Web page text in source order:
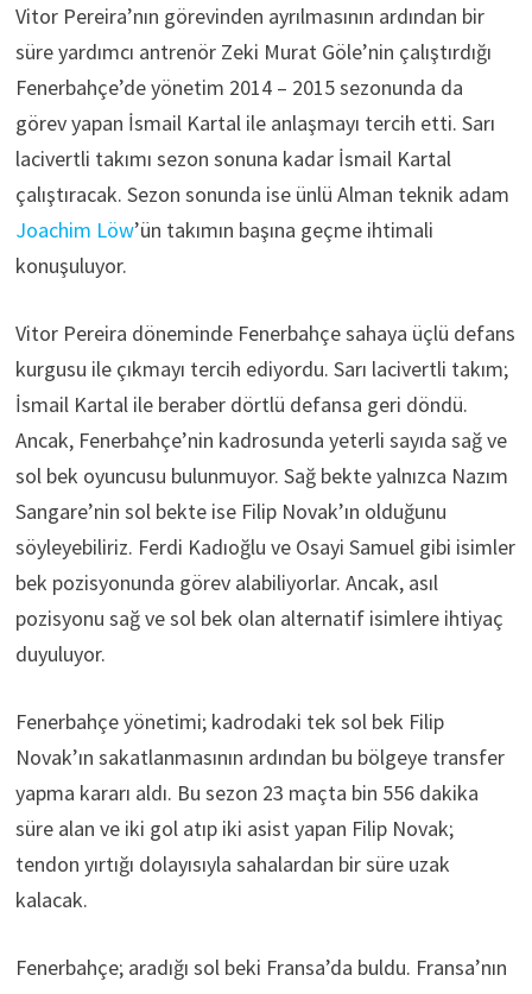
Vitor Pereira’nın görevinden ayrılmasının ardından bir
süre yardımcı antrenör Zeki Murat Göle’nin çalıştırdığı
Fenerbahçe’de yönetim 2014 – 2015 sezonunda da
görev yapan İsmail Kartal ile anlaşmayı tercih etti. Sarı
lacivertli takımı sezon sonuna kadar İsmail Kartal
çalıştıracak. Sezon sonunda ise ünlü Alman teknik adam
Joachim Löw’ün takımın başına geçme ihtimali
konuşuluyor.
Vitor Pereira döneminde Fenerbahçe sahaya üçlü defans
kurgusu ile çıkmayı tercih ediyordu. Sarı lacivertli takım;
İsmail Kartal ile beraber dörtlü defansa geri döndü.
Ancak, Fenerbahçe’nin kadrosunda yeterli sayıda sağ ve
sol bek oyuncusu bulunmuyor. Sağ bekte yalnızca Nazım
Sangare’nin sol bekte ise Filip Novak’ın olduğunu
söyleyebiliriz. Ferdi Kadıoğlu ve Osayi Samuel gibi isimler
bek pozisyonunda görev alabiliyorlar. Ancak, asıl
pozisyonu sağ ve sol bek olan alternatif isimlere ihtiyaç
duyuluyor.
Fenerbahçe yönetimi; kadrodaki tek sol bek Filip
Novak’ın sakatlanmasının ardından bu bölgeye transfer
yapma kararı aldı. Bu sezon 23 maçta bin 556 dakika
süre alan ve iki gol atıp iki asist yapan Filip Novak;
tendon yırtığı dolayısıyla sahalardan bir süre uzak
kalacak.
Fenerbahçe; aradığı sol beki Fransa’da buldu. Fransa’nın